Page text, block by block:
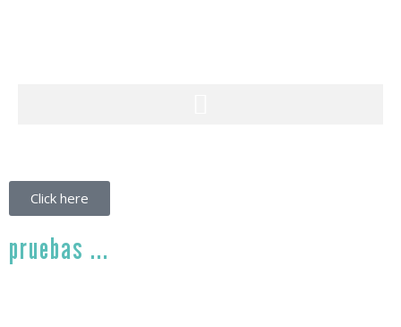
Click here
pruebas ...